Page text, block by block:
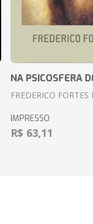
NA PSICOSFERA
FREDERICO FORTES
IMPRESSO
R$ 63,11